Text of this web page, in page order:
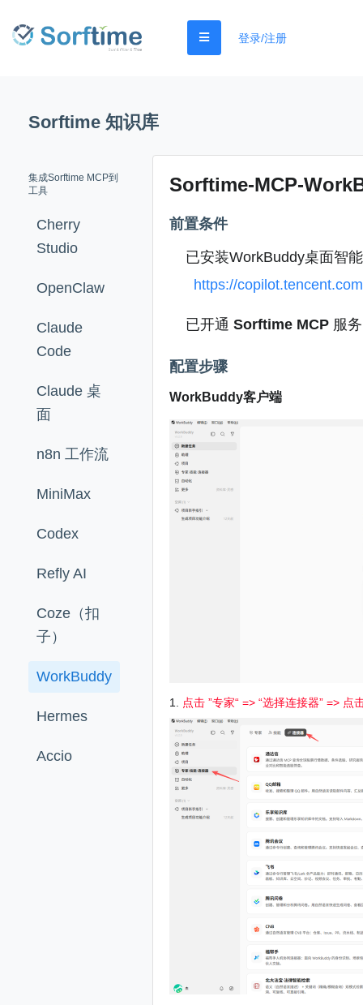
登录/注册
Sorftime 知识库
集成Sorftime MCP到
工具
Cherry
Studio
OpenClaw
Claude
Code
Claude 桌
面
n8n 工作流
MiniMax
Codex
Refly AI
Coze（扣
子）
WorkBuddy
Hermes
Accio
Sorftime-MCP-
前置条件
已安装WorkBuddy桌面智
https://
已开通 Sorftime MCP 服
配置步骤
WorkBuddy客户端
1. 点击 ”专家“ => “选择连接器” => 点